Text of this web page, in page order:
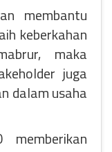
membantu
keberkahan
maka
juga
dalam usaha